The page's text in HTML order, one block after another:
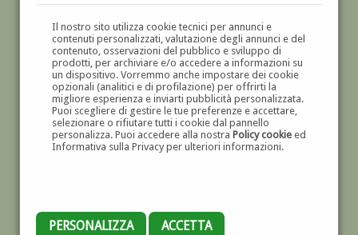
Il nostro sito utilizza cookie tecnici per annunci e
contenuti personalizzati, valutazione degli annunci e del
contenuto, osservazioni del pubblico e sviluppo di
prodotti, per archiviare e/o accedere a informazioni su
un dispositivo. Vorremmo anche impostare dei cookie
opzionali (analitici e di profilazione) per offrirti la
migliore esperienza e inviarti pubblicità personalizzata.
Puoi scegliere di gestire le tue preferenze e accettare,
selezionare o rifiutare tutti i cookie dal pannello
personalizza. Puoi accedere alla nostra Policy cookieed
Informativa sulla Privacy per ulteriori informazioni.
PERSONALIZZA ACCETTA
GALLERIAD'ARTE
DIPINTI E SCULTURE '800 E '900